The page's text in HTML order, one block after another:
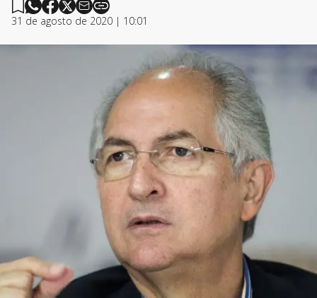
31 de agosto de 2020 | 10:01